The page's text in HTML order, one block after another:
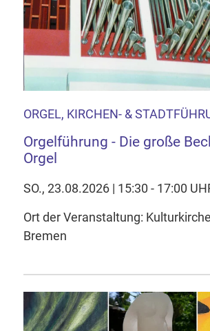
ORGEL, KIRCHEN- &
Orgelführung - Die große
Orgel
SO., 23.08.2026 | 15:30 - 17:00
Ort der Veranstaltung:
Bremen